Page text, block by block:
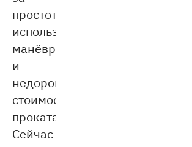
простоту
использования,
манёвренность
и
недорогую
стоимость
проката.
Сейчас